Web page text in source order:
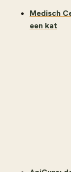
Medisch
een kat